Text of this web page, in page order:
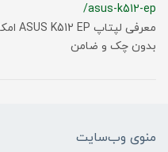
/asus-k512-ep
بدون چک و ضامن
منوی وب‌سایت